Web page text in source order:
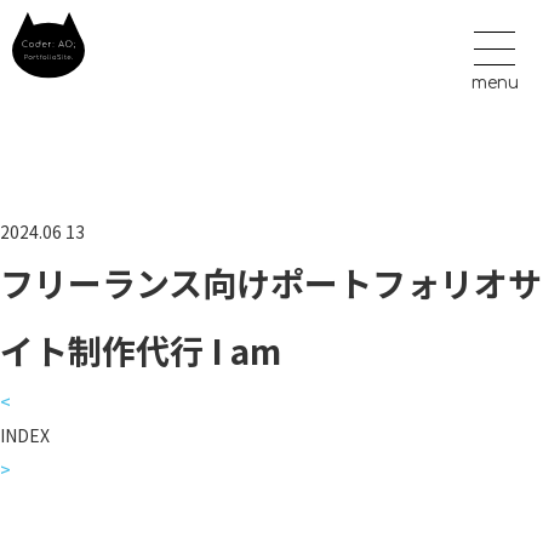
2024.06 13
フリーランス向けポートフォリオサ
イト制作代行 I am
<
INDEX
>